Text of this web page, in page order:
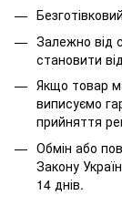
Залежно від
становити
Якщо товар
виписуємо
прийняття
Обмін або
Закону
14 днів.